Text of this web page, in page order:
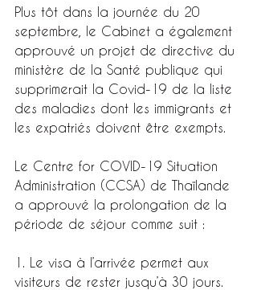
Plus tôt dans la journée du 20
septembre, le Cabinet a également
approuvé un projet de directive du
ministère de la Santé publique qui
supprimerait la Covid-19 de la liste
des maladies dont les immigrants et
les expatriés doivent être exempts.
Le Centre for COVID-19 Situation
Administration (CCSA) de Thaïlande
a approuvé la prolongation de la
période de séjour comme suit :
1. Le visa à l’arrivée permet aux
visiteurs de rester jusqu’à 30 jours.